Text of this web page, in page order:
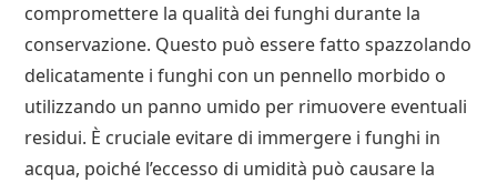
compromettere la qualità dei funghi durante la
conservazione. Questo può essere fatto spazzolando
delicatamente i funghi con un pennello morbido o
utilizzando un panno umido per rimuovere eventuali
residui. È cruciale evitare di immergere i funghi in
acqua, poiché l’eccesso di umidità può causare la